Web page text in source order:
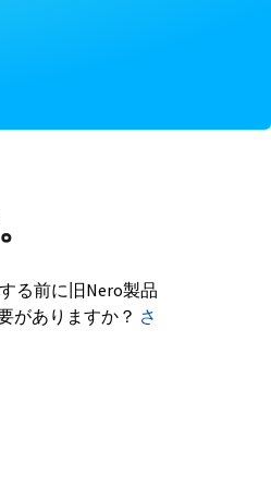
る前に旧Nero製品
がありますか？ さ